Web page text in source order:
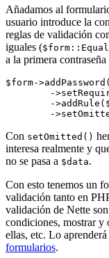
Añadamos al
usuario introduce la
reglas de validación
iguales ($form::Equal
a la primera contraseña
$form-
Con setOmitted()
interesa realmente y
no se pasa a $data.
Con esto tenemos un
validación tanto en
validación de Nette
condiciones, mostrar y
ellas, etc. Lo
formularios.